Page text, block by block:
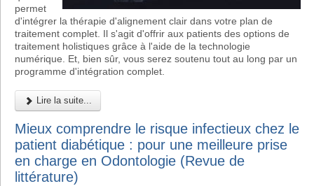
permet
d'intégrer la thérapie d'alignement clair dans votre plan de
traitement complet. Il s'agit d'offrir aux patients des options de
traitement holistiques grâce à l'aide de la technologie
numérique. Et, bien sûr, vous serez soutenu tout au long par un
programme d'intégration complet.
Lire la suite...
Mieux comprendre le risque infectieux chez le
patient diabétique : pour une meilleure prise
en charge en Odontologie (Revue de
littérature)